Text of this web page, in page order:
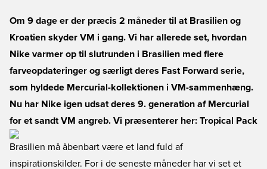
Om 9 dage er der præcis 2 måneder til at Brasilien og
Kroatien skyder VM i gang. Vi har allerede set, hvordan
Nike varmer op til slutrunden i Brasilien med flere
farveopdateringer og særligt deres Fast Forward serie,
som hyldede Mercurial-kollektionen i VM-sammenhæng.
Nu har Nike igen udsat deres 9. generation af Mercurial
for et sandt VM angreb. Vi præsenterer her: Tropical Pack
Brasilien må åbenbart være et land fuld af
inspirationskilder. For i de seneste måneder har vi set et